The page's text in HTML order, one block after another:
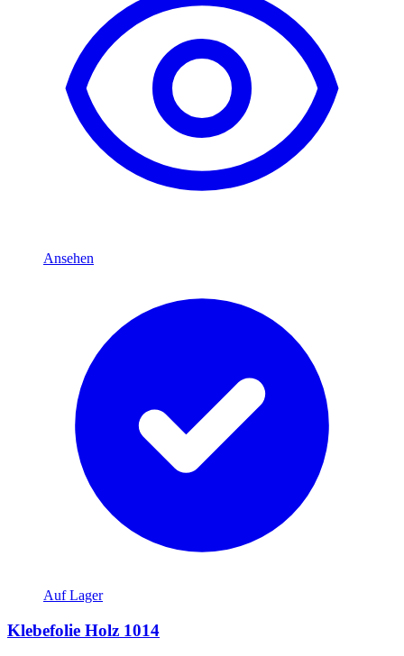
Ansehen
Auf Lager
Klebefolie Holz 1014